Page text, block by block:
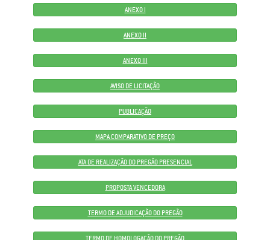
ANEXO I
ANEXO II
ANEXO III
AVISO DE LICITAÇÃO
PUBLICAÇÃO
MAPA COMPARATIVO DE PREÇO
ATA DE REALIZAÇÃO DO PREGÃO PRESENCIAL
PROPOSTA VENCEDORA
TERMO DE ADJUDICAÇÃO DO PREGÃO